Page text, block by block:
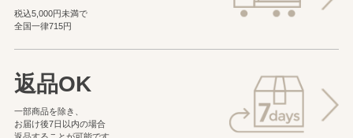
税込5,000円未満で
全国一律715円
返品OK
一部商品を除き、
お届け後7日以内の場合